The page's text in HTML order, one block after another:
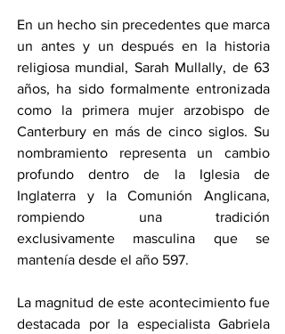
En un hecho sin precedentes que marca
un antes y un después en la historia
religiosa mundial, Sarah Mullally, de 63
años, ha sido formalmente entronizada
como la primera mujer arzobispo de
Canterbury en más de cinco siglos. Su
nombramiento representa un cambio
profundo dentro de la Iglesia de
Inglaterra y la Comunión Anglicana,
rompiendo una tradición
exclusivamente masculina que se
mantenía desde el año 597.
La magnitud de este acontecimiento fue
destacada por la especialista Gabriela